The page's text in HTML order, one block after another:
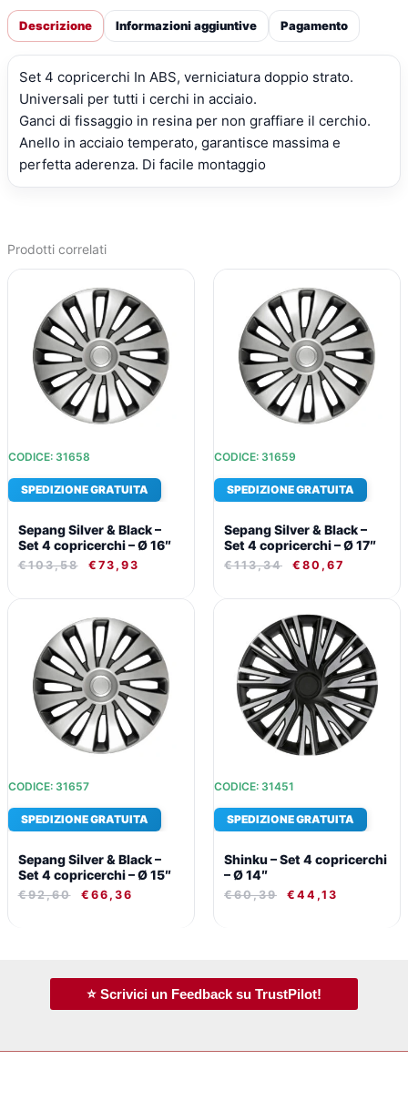
Descrizione Informazioni aggiuntive Pagamento
Set 4 copricerchi In ABS, verniciatura doppio strato.
Universali per tutti i cerchi in acciaio.
Ganci di fissaggio in resina per non graffiare il cerchio.
Anello in acciaio temperato, garantisce massima e
perfetta aderenza. Di facile montaggio
Prodotti correlati
CODICE: 31658
SPEDIZIONE GRATUITA
Sepang Silver & Black –
Set 4 copricerchi – Ø 16″
€103,58
PREZZO
ORIGINALE
ERA:
€103,58.
€ 73,93
ATTUALE
È:
€73,93.
CODICE: 31659
SPEDIZIONE GRATUITA
Sepang Silver & Black –
Set 4 copricerchi – Ø 17″
€113,34
PREZZO
ORIGINALE
ERA:
€113,34.
€ 80,67
È:
€80,67.
CODICE: 31657
SPEDIZIONE GRATUITA
Sepang Silver & Black –
Set 4 copricerchi – Ø 15″
€92,60
PREZZO
ORIGINALE
ERA:
€92,60.
€ 66,36
ATTUALE
È:
€66,36.
CODICE: 31451
SPEDIZIONE GRATUITA
Shinku – Set 4 copricerchi
– Ø 14″
€60,39
PREZZO
ORIGINALE
ERA:
€60,39.
€ 44,13
PREZZO
ATTUALE
È:
€44,13.
⭐ Scrivici un Feedback su TrustPilot!